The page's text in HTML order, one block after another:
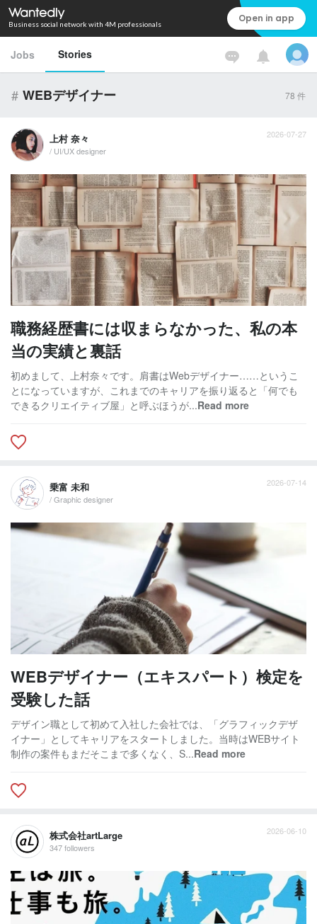
Business social network with 4M professionals Open in app
Jobs Stories
# WEBデザイナー 78 件
上村 奈々
/ UI/UX designer
2026-07-27
職務経歴書には収まらなかった、私の本
当の実績と裏話
初めまして、上村奈々です。肩書はWebデザイナー……というこ
とになっていますが、これまでのキャリアを振り返ると「何でも
できるクリエイティブ屋」と呼ぶほうが...Read more
乗富 未和
/ Graphic designer
2026-07-14
WEBデザイナー（エキスパート）検定を
受験した話
デザイン職として初めて入社した会社では、「グラフィックデザ
イナー」としてキャリアをスタートしました。当時はWEBサイト
制作の案件もまだそこまで多くなく、S...Read more
株式会社artLarge
347 followers
2026-06-10